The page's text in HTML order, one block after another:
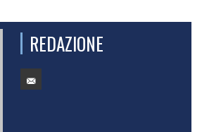
REDAZIONE